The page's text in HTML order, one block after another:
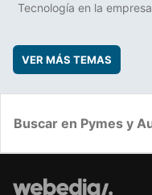
Tecnología en la empresa
VER MÁS TEMAS